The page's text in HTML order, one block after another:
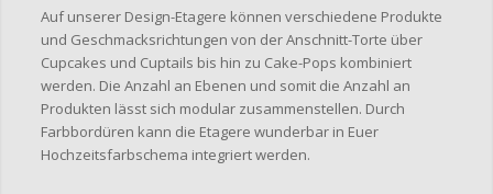
Auf unserer Design-Etagere können verschiedene Produkte
und Geschmacksrichtungen von der Anschnitt-Torte über
Cupcakes und Cuptails bis hin zu Cake-Pops kombiniert
werden. Die Anzahl an Ebenen und somit die Anzahl an
Produkten lässt sich modular zusammenstellen. Durch
Farbbordüren kann die Etagere wunderbar in Euer
Hochzeitsfarbschema integriert werden.